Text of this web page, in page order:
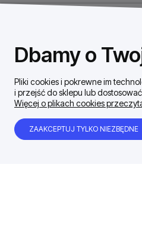
Dbamy o
Pliki cookies i pokrewne im
i przejść do sklepu lub
Więcej o plikach cookies
ZAAKCEPTUJ TYLKO NIEZBĘDNE